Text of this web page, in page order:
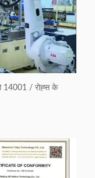
14001 / रोह्स के